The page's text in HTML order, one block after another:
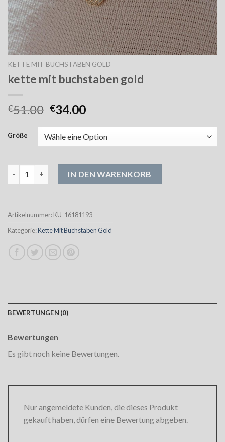
KETTE MIT BUCHSTABEN GOLD
kette mit buchstaben gold
€51.00 €34.00
Größe
IN DEN WARENKORB
Artikelnummer:KU-16181193
Kategorie:Kette Mit Buchstaben Gold
BEWERTUNGEN (0)
Bewertungen
Es gibt noch keine Bewertungen.
Nur angemeldete Kunden, die dieses Produkt
gekauft haben, dürfen eine Bewertung abgeben.